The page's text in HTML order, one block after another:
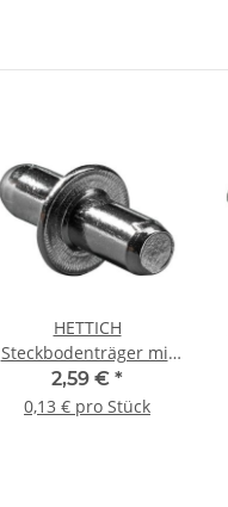
HETTICH
Steckbodenträger mit
Flansch, 5mm, verzinkt,
20 Stück
2,59 € *
0,13 € pro Stück